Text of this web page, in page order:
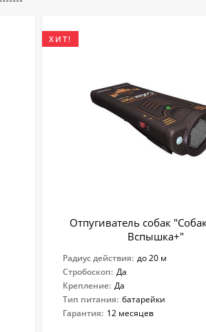
ХИТ!
Отпугиватель собак
Вспышка+"
Радиус действия: до 20 м
Стробоскоп: Да
Крепление: Да
Тип питания: батарейки
Гарантия: 12 месяцев